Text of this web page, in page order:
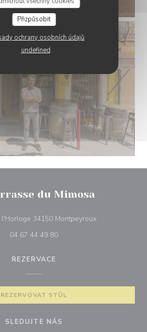
Přizpůsobit
ochrany osobních údajů
undefined
du Mimosa
l'Horloge 34150 Montpeyroux((otevře se v
04 67 44 49 80
REZERVACE
REZERVOVAT STŮL
SLEDUJTE NÁS